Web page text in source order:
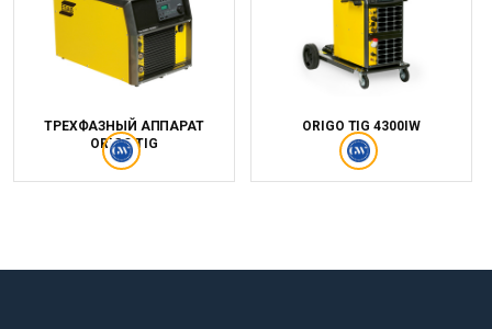
ТРЕХФАЗНЫЙ АППАРАТ
ORIGO TIG
ORIGO TIG 4300IW